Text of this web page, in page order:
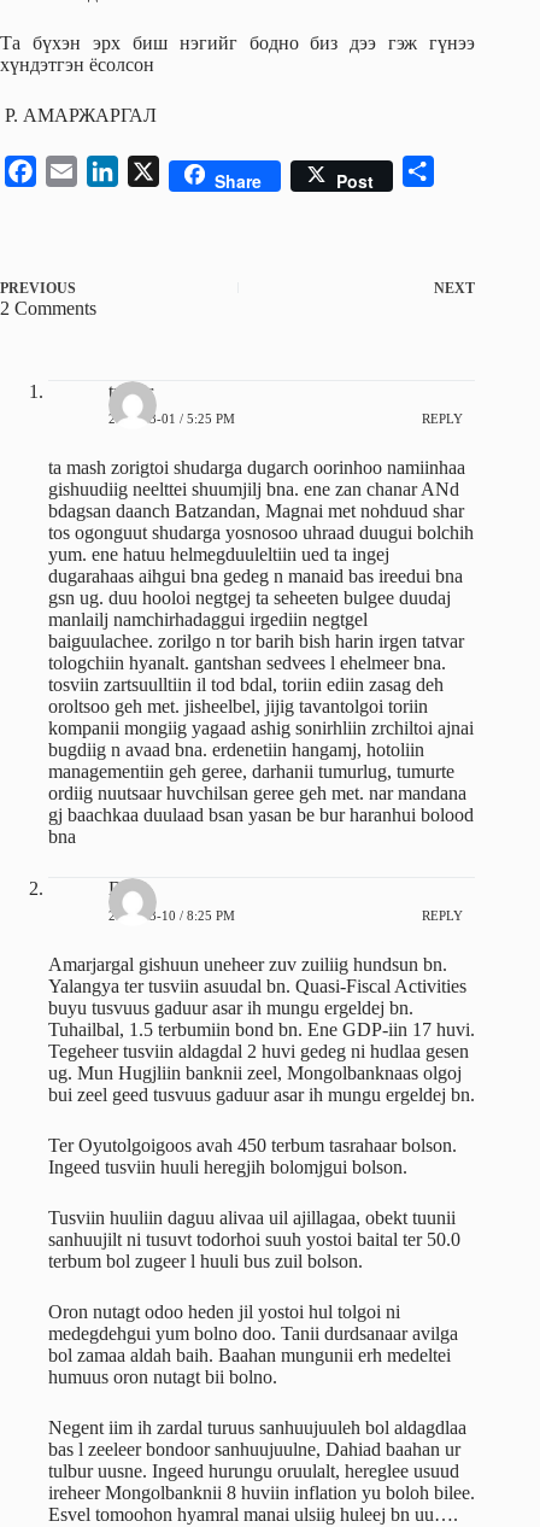
Та бүхэн эрх биш нэгийг бодно биз дээ гэж гүнээ
хүндэтгэн ёсолсон
Р. АМАРЖАРГАЛ
b
n
X Share Post
e
PREVIOUS NEXT
2 Comments
tumur
2013-03-01 / 5:25 PM REPLY
ta mash zorigtoi shudarga dugarch oorinhoo namiinhaa
gishuudiig neelttei shuumjilj bna. ene zan chanar ANd
bdagsan daanch Batzandan, Magnai met nohduud shar
tos ogonguut shudarga yosnosoo uhraad duugui bolchih
yum. ene hatuu helmegduuleltiin ued ta ingej
dugarahaas aihgui bna gedeg n manaid bas ireedui bna
gsn ug. duu hooloi negtgej ta seheeten bulgee duudaj
manlailj namchirhadaggui irgediin negtgel
baiguulachee. zorilgo n tor barih bish harin irgen tatvar
tologchiin hyanalt. gantshan sedvees l ehelmeer bna.
tosviin zartsuulltiin il tod bdal, toriin ediin zasag deh
oroltsoo geh met. jisheelbel, jijig tavantolgoi toriin
kompanii mongiig yagaad ashig sonirhliin zrchiltoi ajnai
bugdiig n avaad bna. erdenetiin hangamj, hotoliin
managementiin geh geree, darhanii tumurlug, tumurte
ordiig nuutsaar huvchilsan geree geh met. nar mandana
gj baachkaa duulaad bsan yasan be bur haranhui bolood
bna
Dorj
2013-03-10 / 8:25 PM REPLY
Amarjargal gishuun uneheer zuv zuiliig hundsun bn.
Yalangya ter tusviin asuudal bn. Quasi-Fiscal Activities
buyu tusvuus gaduur asar ih mungu ergeldej bn.
Tuhailbal, 1.5 terbumiin bond bn. Ene GDP-iin 17 huvi.
Tegeheer tusviin aldagdal 2 huvi gedeg ni hudlaa gesen
ug. Mun Hugjliin banknii zeel, Mongolbanknaas olgoj
bui zeel geed tusvuus gaduur asar ih mungu ergeldej bn.
Ter Oyutolgoigoos avah 450 terbum tasrahaar bolson.
Ingeed tusviin huuli heregjih bolomjgui bolson.
Tusviin huuliin daguu alivaa uil ajillagaa, obekt tuunii
sanhuujilt ni tusuvt todorhoi suuh yostoi baital ter 50.0
terbum bol zugeer l huuli bus zuil bolson.
Oron nutagt odoo heden jil yostoi hul tolgoi ni
medegdehgui yum bolno doo. Tanii durdsanaar avilga
bol zamaa aldah baih. Baahan mungunii erh medeltei
humuus oron nutagt bii bolno.
Negent iim ih zardal turuus sanhuujuuleh bol aldagdlaa
bas l zeeleer bondoor sanhuujuulne, Dahiad baahan ur
tulbur uusne. Ingeed hurungu oruulalt, hereglee usuud
ireheer Mongolbanknii 8 huviin inflation yu boloh bilee.
Esvel tomoohon hyamral manai ulsiig huleej bn uu….